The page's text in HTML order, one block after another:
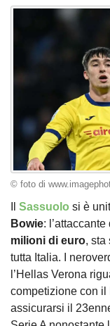
© foto di
Sassuolo si è
Bowie:
milioni di euro, sta
tutta Italia. I
l’Hellas Verona
competizione con
assicurarsi il